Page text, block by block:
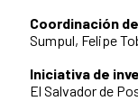
Coordinación
Sumpul, Felipe
Iniciativa de
El Salvador de